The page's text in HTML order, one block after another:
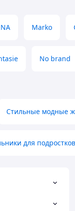
Marko
No brand
Стильные модные
для